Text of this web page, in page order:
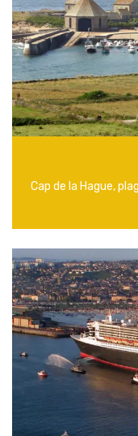
Cap de la Hague,